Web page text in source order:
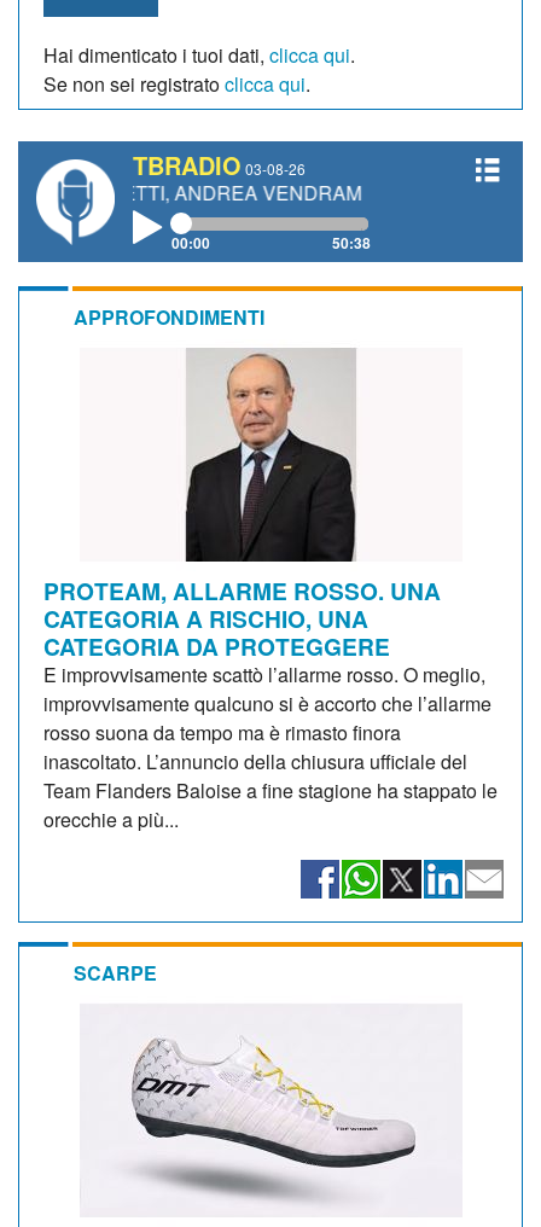
Hai dimenticato i tuoi dati, clicca qui.
Se non sei registratoclicca qui.
TBRADIO 03-08-26
ANDREA VENDRAME, FILIPPO FIORELLI
00:00 50:38
APPROFONDIMENTI
PROTEAM, ALLARME ROSSO. UNA
CATEGORIA A RISCHIO, UNA
CATEGORIA DA PROTEGGERE
E improvvisamente scattò l’allarme rosso. O meglio,
improvvisamente qualcuno si è accorto che l’allarme
rosso suona da tempo ma è rimasto finora
inascoltato. L’annuncio della chiusura ufficiale del
Team Flanders Baloise a fine stagione ha stappato le
orecchie a più...
SCARPE